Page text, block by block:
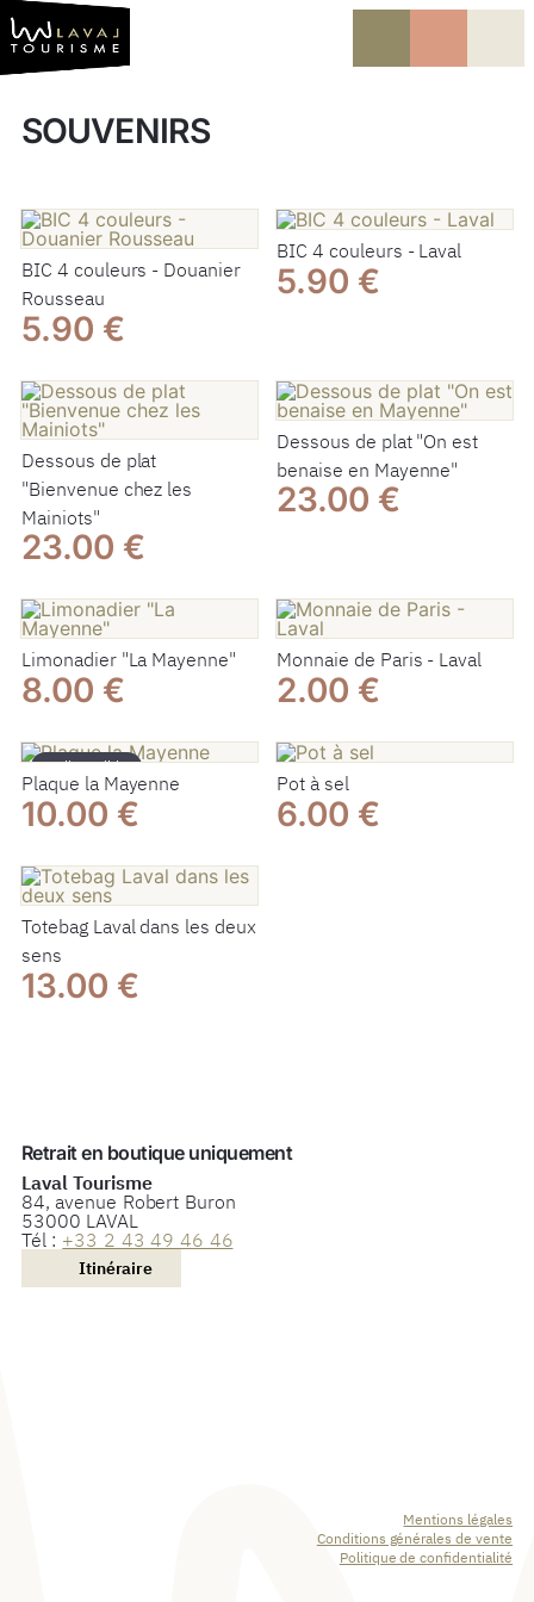
Vers le contenu
SOUVENIRS
BIC 4 couleurs - Douanier
Rousseau
5.90 €
BIC 4 couleurs - Laval
5.90 €
Dessous de plat
"Bienvenue chez les
Mainiots"
23.00 €
Dessous de plat "On est
benaise en Mayenne"
23.00 €
Limonadier "La Mayenne"
8.00 €
Monnaie de Paris - Laval
2.00 €
Indisponible
Plaque la Mayenne
10.00 €
Pot à sel
6.00 €
Totebag Laval dans les deux
sens
13.00 €
Retrait en boutique uniquement
Laval Tourisme
84, avenue Robert Buron
53000 LAVAL
Tél : +33 2 43 49 46 46
Itinéraire
Mentions légales
Conditions générales de vente
Politique de confidentialité